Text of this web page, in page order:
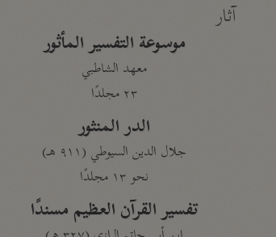
آثار
موسوعة التفسير المأثور
معهد الشاطبي
٢٣ مجلدًا
الدر المنثور
جلال الدين السيوطي (٩١١ هـ)
نحو ١٣ مجلدًا
تفسير القرآن العظيم مسندًا